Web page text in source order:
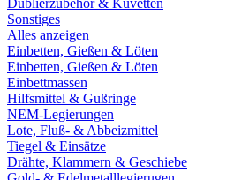
Dublierzubehör & Küvetten
Sonstiges
Alles anzeigen
Einbetten, Gießen & Löten
Einbetten, Gießen & Löten
Einbettmassen
Hilfsmittel & Gußringe
NEM-Legierungen
Lote, Fluß- & Abbeizmittel
Tiegel & Einsätze
Drähte, Klammern & Geschiebe